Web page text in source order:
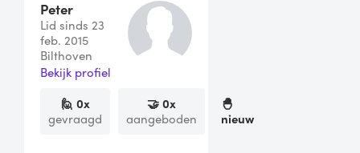
Peter
Lid sinds 23
feb. 2015
Bilthoven
Bekijk profiel
🙋 0x
gevraagd
🤝0x
aangeboden
🐣
nieuw